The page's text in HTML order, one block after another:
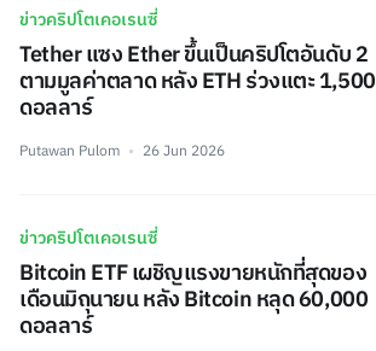
ข่าวคริปโตเคอเรนซี่
Tether แซง Ether ขึ้นเป็นคริปโตอันดับ 2
ตามมูลค่าตลาด หลัง ETH ร่วงแตะ 1,500
ดอลลาร์
Putawan Pulom 26 Jun 2026
ข่าวคริปโตเคอเรนซี่
Bitcoin ETF เผชิญแรงขายหนักที่สุดของ
เดือนมิถุนายน หลัง Bitcoin หลุด 60,000
ดอลลาร์